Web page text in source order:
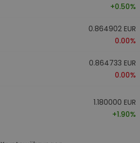
+0.50%
0.864902 EUR
0.00%
0.864733 EUR
0.00%
1.180000 EUR
+1.90%